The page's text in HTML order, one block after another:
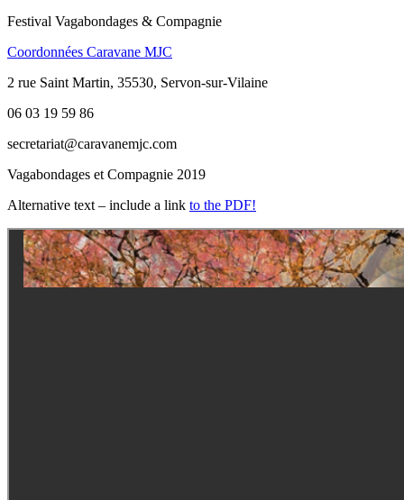
Festival Vagabondages & Compagnie
Coordonnées Caravane MJC
2 rue Saint Martin, 35530, Servon-sur-Vilaine
06 03 19 59 86
secretariat@caravanemjc.com
Vagabondages et Compagnie 2019
Alternative text – include a link to the PDF!